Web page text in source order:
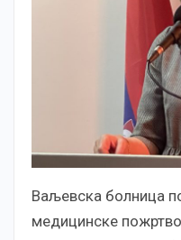
Ваљевска болница
медицинске